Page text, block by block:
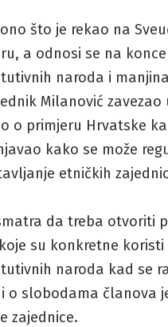
ono što je rekao na
a odnosi se na
naroda i
Milanović zavezao
o primjeru Hrvatske
kako se može
etničkih
da treba otvoriti
su konkretne
naroda kad se
o slobodama članova
zajednice.